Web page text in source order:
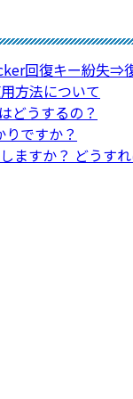
回復キー紛失⇒
方法について
どうするの？
ですか？
ますか？ どうす